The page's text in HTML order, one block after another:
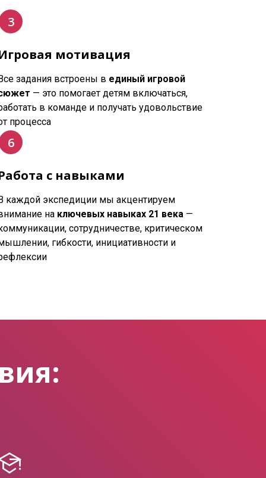
мотивация
задания встроены в единый игровой
— это помогает детям включаться,
в команде и получать удовольствие
процесса
с навыками
каждой экспедиции мы акцентируем
на ключевых навыках 21 века —
сотрудничестве, критическом
гибкости, инициативности и